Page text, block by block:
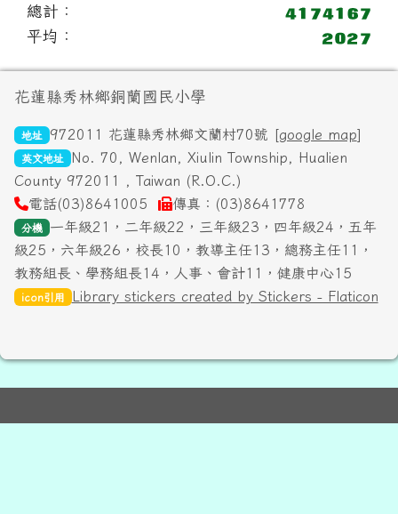
總計：
平均：
頁尾區域內容
花蓮縣秀林鄉銅蘭國民小學
地址 972011 花蓮縣秀林鄉文蘭村70號 [google map]
英文地址
No. 70, Wenlan, Xiulin Township, Hualien
County 972011 , Taiwan (R.O.C.)
電話(03)8641005
傳真：(03)8641778
分機
一年級21，二年級22，三年級23，四年級24，五年
級25，六年級26，校長10，教導主任13，總務主任11，
教務組長、學務組長14，人事、會計11，健康中心15
icon引用 Library stickers created by Stickers - Flaticon